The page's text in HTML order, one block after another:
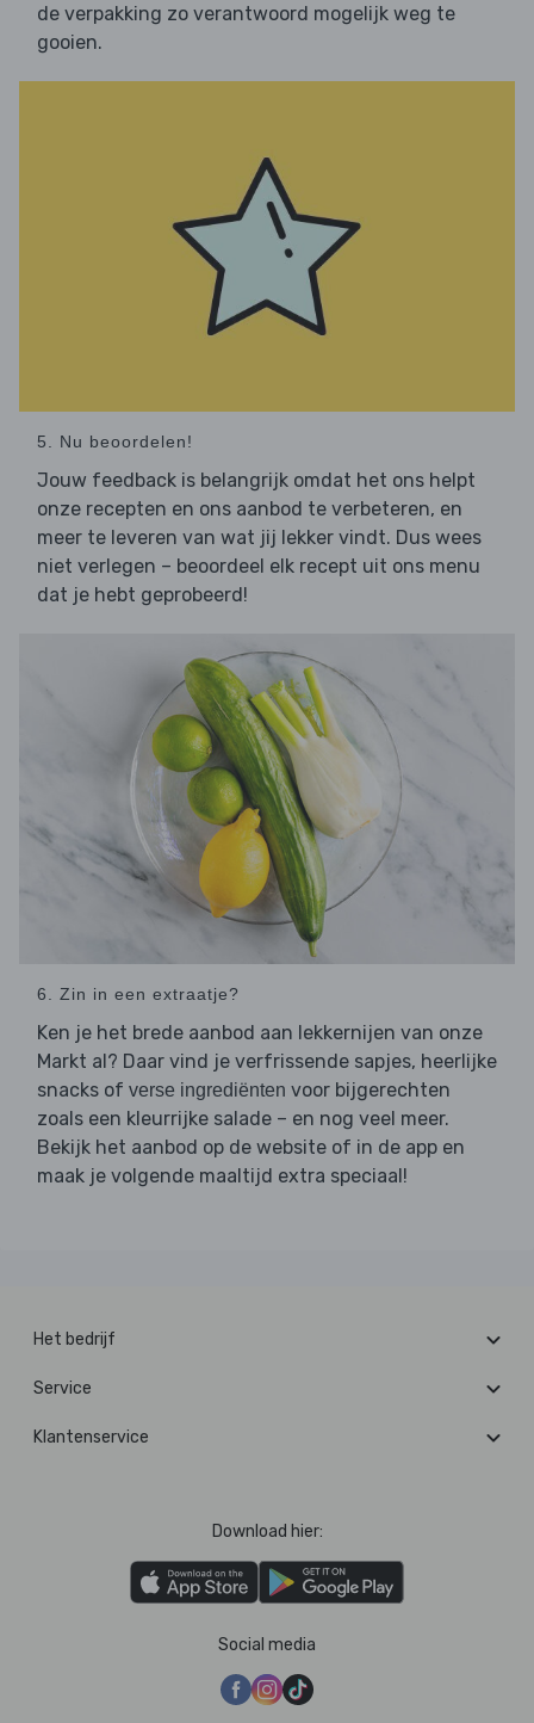
de verpakking zo verantwoord mogelijk weg te
gooien.
5. Nu beoordelen!
Jouw feedback is belangrijk omdat het ons helpt
onze recepten en ons aanbod te verbeteren, en
meer te leveren van wat jij lekker vindt. Dus wees
niet verlegen – beoordeel elk recept uit ons menu
dat je hebt geprobeerd!
6. Zin in een extraatje?
Ken je het brede aanbod aan lekkernijen van onze
Markt al? Daar vind je verfrissende sapjes, heerlijke
snacks of verse ingrediënten voor bijgerechten
zoals een kleurrijke salade – en nog veel meer.
Bekijk het aanbod op de website of in de app en
maak je volgende maaltijd extra speciaal!
Het bedrijf
Service
Klantenservice
Download hier:
Social media